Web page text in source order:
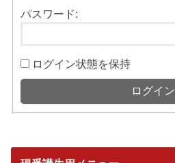
パスワード:
ログイン状態を保持
ログイン